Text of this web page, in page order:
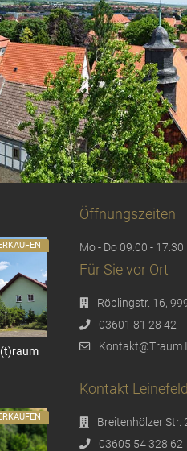
Öffnungszeiten
Mo - Do 09:00 -
Für Sie vor Ort
Röblingstr. 16,
03601 81 28 42
Kontakt
Breitenhölzer Str.
03605 54 328 62